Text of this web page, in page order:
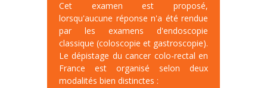
Cet examen est proposé,
lorsqu'aucune réponse n'a été rendue
par les examens d'endoscopie
classique (coloscopie et gastroscopie).
Le dépistage du cancer colo-rectal en
France est organisé selon deux
modalités bien distinctes :